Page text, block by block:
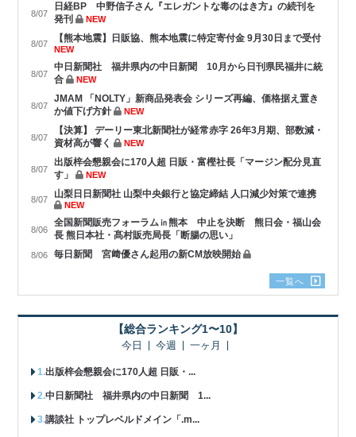
8/07
日経BP 中野信子さん『エレガントな毒のはき方』の続刊を
発刊
NEW
8/07 【熊本地震】日販協、熊本地震に特定寄付金 9月30日まで受付
NEW
8/07
中日新聞社 福井県内の中日新聞 10月から日刊県民福井に統
合
NEW
8/07
JMAM 「NOLTY」新商品発表会 シリーズ再編、価格据え置き
か値下げ方針
NEW
8/07
【決算】 デーリー東北新聞社が経常赤字 26年3月期、部数減・
資材高が響く
NEW
8/07
出版梓会懇親会に170人超 日販・富樫社長「マージン配分見直
す」
NEW
8/07 山梨日日新聞社 山梨中央銀行と協定締結 人口減少対策で連携
NEW
8/06
全国新聞販売フォーラム㏌熊本 中止を決断 熊日会・福山会
長 熊日本社・髙村販売局長「断腸の思い」
8/06 毎日新聞 宮﨑優さん起用の新CM放映開始
一覧へ
【総合ランキング1〜10】
今日 今週 一ヶ月
出版梓会懇親会に170人超 日販・...
中日新聞社 福井県内の中日新聞 1...
講談社 トップレベルドメイン「.m...